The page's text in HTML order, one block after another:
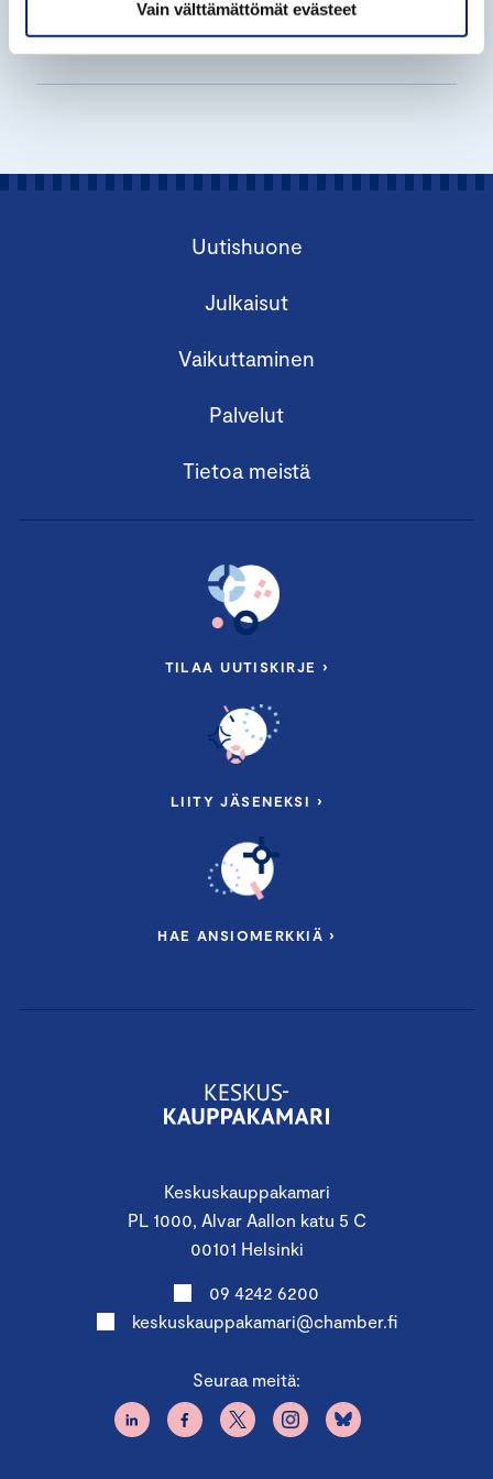
Vain välttämättömät evästeet
Keskuskauppakamari
PL 1000, Alvar Aallon katu 5 C
00101 Helsinki
09 4242 6200
keskuskauppakamari@chamber.fi
Seuraa meitä:
Uutishuone
Julkaisut
Vaikuttaminen
Palvelut
Tietoa meistä
TILAA UUTISKIRJE ›
LIITY JÄSENEKSI ›
HAE ANSIOMERKKIÄ ›